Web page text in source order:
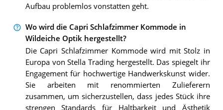
Aufbau problemlos vonstatten geht.
Wo wird die Capri Schlafzimmer Kommode in
Wildeiche Optik hergestellt?
Die Capri Schlafzimmer Kommode wird mit Stolz in
Europa von Stella Trading hergestellt. Das spiegelt ihr
Engagement für hochwertige Handwerkskunst wider.
Sie arbeiten mit renommierten Zulieferern
zusammen, um sicherzustellen, dass jedes Stück ihre
strengen Standards für Haltbarkeit und Ästhetik